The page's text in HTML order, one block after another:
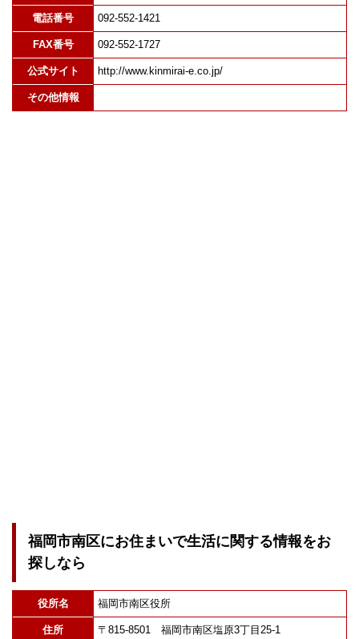
電話番号 092-552-1421
FAX番号 092-552-1727
公式サイト http://www.kinmirai-e.co.jp/
その他情報
福岡市南区にお住まいで生活に関する情報をお
探しなら
役所名 福岡市南区役所
住所 〒815-8501 福岡市南区塩原3丁目25-1